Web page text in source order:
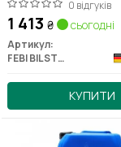
0 відгуків
1 413 ₴ сьогодні
Артикул:
FEBI BILSTEIN
КУПИТИ